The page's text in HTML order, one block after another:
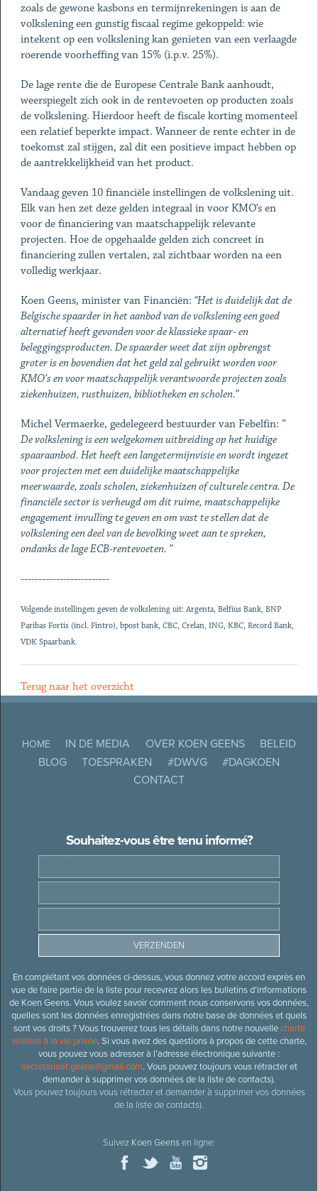
zoals de gewone kasbons en termijnrekeningen is aan de
volkslening een gunstig fiscaal regime gekoppeld: wie
intekent op een volkslening kan genieten van een verlaagde
roerende voorheffing van 15% (i.p.v. 25%).
De lage rente die de Europese Centrale Bank aanhoudt,
weerspiegelt zich ook in de rentevoeten op producten zoals
de volkslening. Hierdoor heeft de fiscale korting momenteel
een relatief beperkte impact. Wanneer de rente echter in de
toekomst zal stijgen, zal dit een positieve impact hebben op
de aantrekkelijkheid van het product.
Vandaag geven 10 financiële instellingen de volkslening uit.
Elk van hen zet deze gelden integraal in voor KMO’s en
voor de financiering van maatschappelijk relevante
projecten. Hoe de opgehaalde gelden zich concreet in
financiering zullen vertalen, zal zichtbaar worden na een
volledig werkjaar.
Koen Geens, minister van Financiën: “Het is duidelijk dat de
Belgische spaarder in het aanbod van de volkslening een goed
alternatief heeft gevonden voor de klassieke spaar- en
beleggingsproducten. De spaarder weet dat zijn opbrengst
groter is en bovendien dat het geld zal gebruikt worden voor
KMO’s en voor maatschappelijk verantwoorde projecten zoals
ziekenhuizen, rusthuizen, bibliotheken en scholen.”
Michel Vermaerke, gedelegeerd bestuurder van Febelfin: “
De volkslening is een welgekomen uitbreiding op het huidige
spaaraanbod. Het heeft een langetermijnvisie en wordt ingezet
voor projecten met een duidelijke maatschappelijke
meerwaarde, zoals scholen, ziekenhuizen of culturele centra. De
financiële sector is verheugd om dit ruime, maatschappelijke
engagement invulling te geven en om vast te stellen dat de
volkslening een deel van de bevolking weet aan te spreken,
ondanks de lage ECB-rentevoeten. ”
-------------------------
Volgende instellingen geven de volkslening uit: Argenta, Belfius Bank, BNP
Paribas Fortis (incl. Fintro), bpost bank, CBC, Crelan, ING, KBC, Record Bank,
VDK Spaarbank.
Terug naar het overzicht
HOME IN DE MEDIA OVER KOEN GEENS
BELEID
BLOG
TOESPRAKEN #DWVG
#DAGKOEN
CONTACT
Souhaitez-vous être tenu informé?
En complétant vos données ci-dessus, vous donnez votre accord exprès en
vue de faire partie de la liste pour recevrez alors les bulletins d’informations
de Koen Geens. Vous voulez savoir comment nous conservons vos données,
quelles sont les données enregistrées dans notre base de données et quels
sont vos droits ? Vous trouverez tous les détails dans notre nouvellecharte
relative à la vie privée. Si vous avez des questions à propos de cette charte,
vous pouvez vous adresser à l’adresse électronique suivante :
secretariaat.geens@gmail.com. Vous pouvez toujours vous rétracter et
demander à supprimer vos données de la liste de contacts).
Vous pouvez toujours vous rétracter et demander à supprimer vos données
de la liste de contacts).
Suivez Koen Geensen ligne: